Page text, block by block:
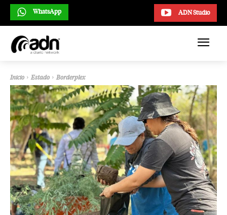
ADN Studio
WhatsApp
Inicio Estado Borderplex